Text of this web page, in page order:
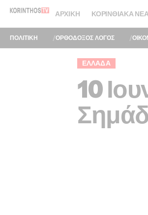
ΑΡΧΙΚΉ ΚΟΡΙΝΘΙΑΚΆ ΝΈΑ
ΠΟΛΙΤΙΚΗ ΟΡΘΟΔΟΞΟΣ ΛΟΓΟΣ
ΕΛΛΆΔΑ
10